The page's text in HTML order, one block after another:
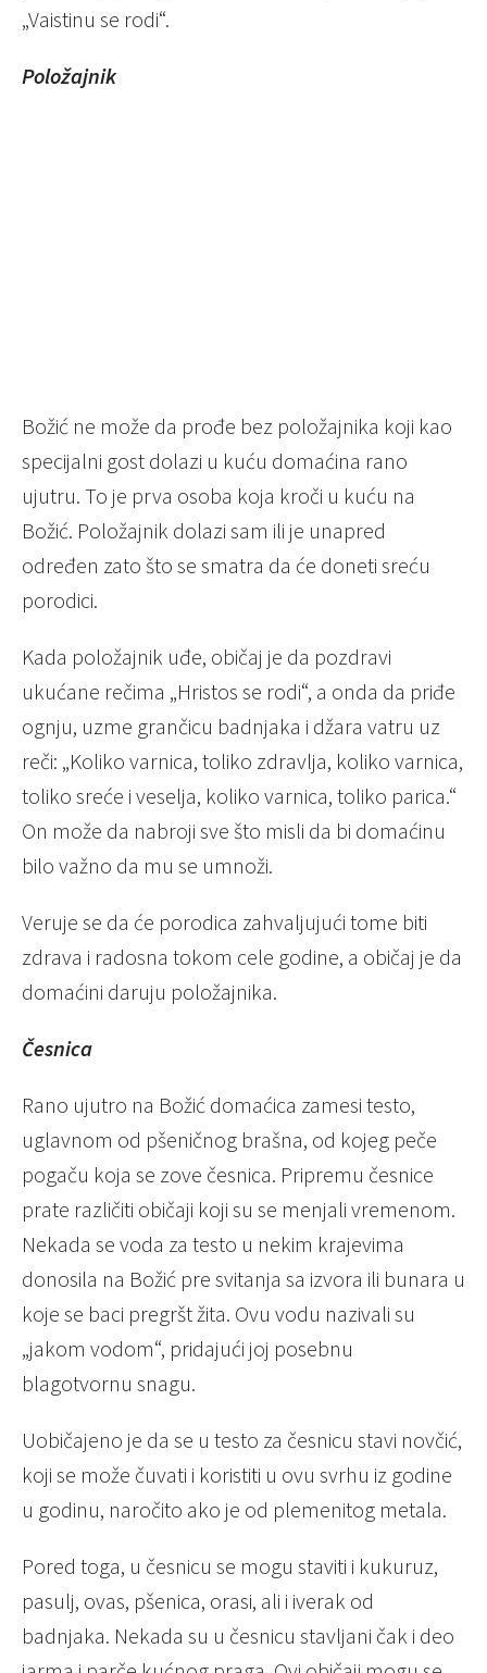
„Vaistinu se rodi“.
Položajnik
Božić ne može da prođe bez položajnika koji kao
specijalni gost dolazi u kuću domaćina rano
ujutru. To je prva osoba koja kroči u kuću na
Božić. Položajnik dolazi sam ili je unapred
određen zato što se smatra da će doneti sreću
porodici.
Kada položajnik uđe, običaj je da pozdravi
ukućane rečima „Hristos se rodi“, a onda da priđe
ognju, uzme grančicu badnjaka i džara vatru uz
reči: „Koliko varnica, toliko zdravlja, koliko varnica,
toliko sreće i veselja, koliko varnica, toliko parica.“
On može da nabroji sve što misli da bi domaćinu
bilo važno da mu se umnoži.
Veruje se da će porodica zahvaljujući tome biti
zdrava i radosna tokom cele godine, a običaj je da
domaćini daruju položajnika.
Česnica
Rano ujutro na Božić domaćica zamesi testo,
uglavnom od pšeničnog brašna, od kojeg peče
pogaču koja se zove česnica. Pripremu česnice
prate različiti običaji koji su se menjali vremenom.
Nekada se voda za testo u nekim krajevima
donosila na Božić pre svitanja sa izvora ili bunara u
koje se baci pregršt žita. Ovu vodu nazivali su
„jakom vodom“, pridajući joj posebnu
blagotvornu snagu.
Uobičajeno je da se u testo za česnicu stavi novčić,
koji se može čuvati i koristiti u ovu svrhu iz godine
u godinu, naročito ako je od plemenitog metala.
Pored toga, u česnicu se mogu staviti i kukuruz,
pasulj, ovas, pšenica, orasi, ali i iverak od
badnjaka. Nekada su u česnicu stavljani čak i deo